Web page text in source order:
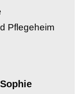
Pflegeheim